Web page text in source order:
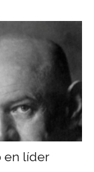
en líder